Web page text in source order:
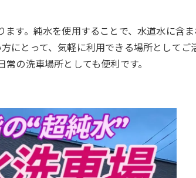
す。純水を使用することで、水道水に含
とって、気軽に利用できる場所としてご
の洗車場所としても便利です。